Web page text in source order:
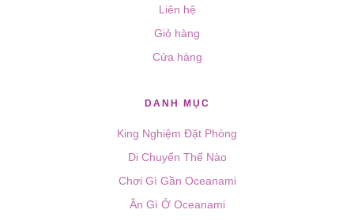
Liên hệ
Giỏ hàng
Cửa hàng
DANH MỤC
King Nghiệm Đặt Phòng
Di Chuyển Thế Nào
Chơi Gì Gần Oceanami
Ăn Gì Ở Oceanami